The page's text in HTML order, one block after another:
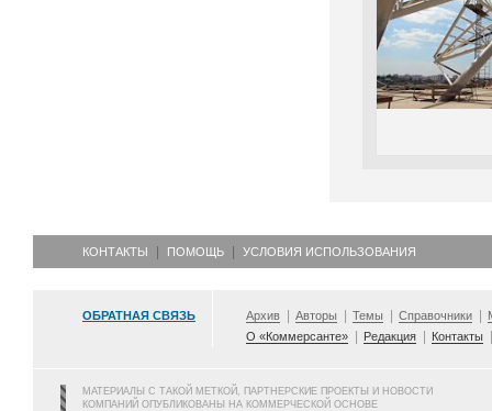
КОНТАКТЫ ПОМОЩЬ УСЛОВИЯ ИСПОЛЬЗОВАНИЯ
ОБРАТНАЯ СВЯЗЬ Архив Авторы Темы Справочники
О «Коммерсанте»
Редакция Контакты
МАТЕРИАЛЫ С ТАКОЙ МЕТКОЙ, ПАРТНЕРСКИЕ ПРОЕКТЫ И НОВОСТИ
КОМПАНИЙ ОПУБЛИКОВАНЫ НА КОММЕРЧЕСКОЙ ОСНОВЕ